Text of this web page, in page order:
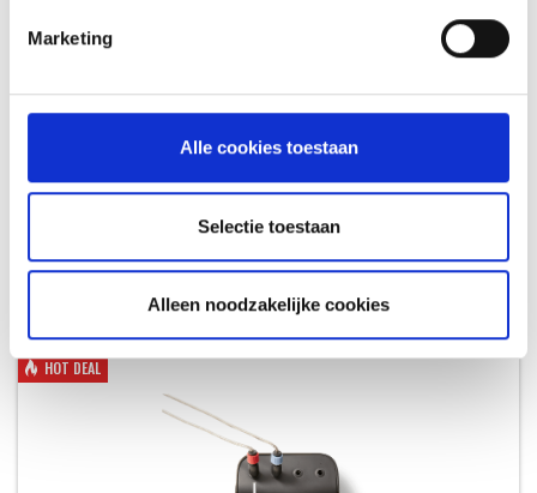
Marketing
Alle cookies toestaan
Selectie toestaan
Alleen noodzakelijke cookies
aanlokkelijk om met de draad mee te snijden, maar snij hem
smaakt echt beter.
AANBEVOLEN ACCESSOIRES
HOT DEAL